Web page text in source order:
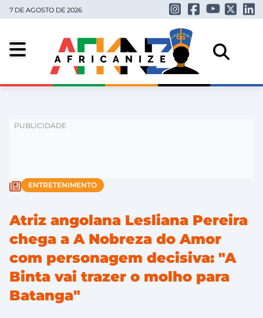
7 DE AGOSTO DE 2026
ENTRETENIMENTO
Atriz angolana Lesliana Pereira
chega a A Nobreza do Amor
com personagem decisiva: "A
Binta vai trazer o molho para
Batanga"